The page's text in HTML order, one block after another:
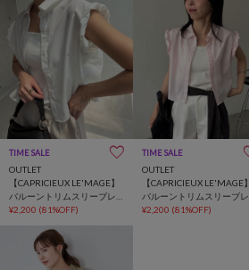
TIME SALE
OUTLET
【CAPRICIEUX LE'MAGE】
バルーントリムスリーブレ
スシャツ
¥2,200 (81%OFF)
TIME SALE
OUTLET
【CAPRICIEUX LE'MAGE】
バルーントリムスリーブレ
スシャツ
¥2,200 (81%OFF)